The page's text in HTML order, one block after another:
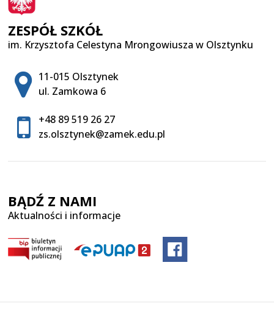
ZESPÓŁ SZKÓŁ
im. Krzysztofa Celestyna Mrongowiusza w Olsztynku
Adres pocztowy:
11-015 Olsztynek
ul. Zamkowa 6
+48 89 519 26 27
zs.olsztynek@zamek.edu.pl
BĄDŹ Z NAMI
Aktualności i informacje